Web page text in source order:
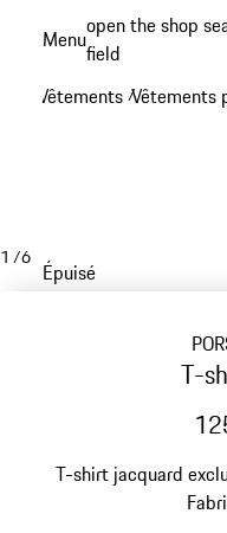
principal
Menuopen the shop
field
Vêtements /Vêtements
1 /6
Épuisé
T-
T-shirt jacquard